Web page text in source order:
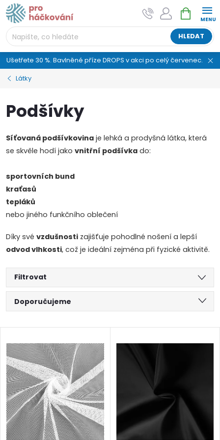
Přejít
na
obsah
HLEDAT
NÁKUPNÍ
KOŠÍK
Ušetřete 30 %. Bavlněné příze DROPS v akci po celý červenec.
Látky
Podšívky
Síťovaná podšívkovina je lehká a prodyšná látka, která
se skvěle hodí jako vnitřní podšívka do:
sportovních bund
kraťasů
tepláků
nebo jiného funkčního oblečení
Díky své vzdušnosti zajišťuje pohodlné nošení a lepší
odvod vlhkosti, což je ideální zejména při fyzické aktivitě.
Filtrovat
Ř
a
z
e
n
í
Doporučujeme
Nejdražší
Abecedně
V
ý
p
i
AI asistent "pani Klubíčková" –
ProHackovani.cz
Jsme e-shop s více než osmiletou tradicí a máme pro
vás připraveno více než 25 tisíc produktů. Vše skladem,
připravené k odeslání.